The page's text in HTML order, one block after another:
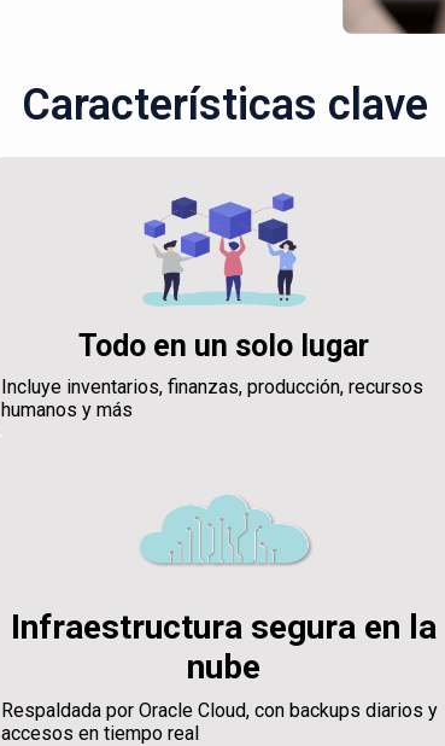
Características clave
Todo en un solo lugar
Incluye inventarios, finanzas, producción, recursos
humanos y más
Infraestructura segura en la
nube
Respaldada por Oracle Cloud, con backups diarios y
accesos en tiempo real